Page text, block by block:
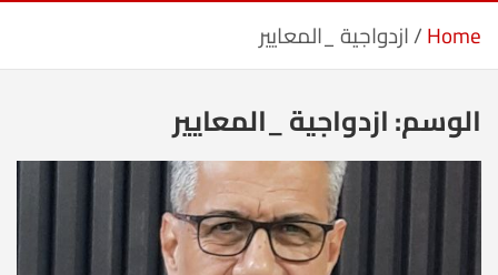
Home ازدواجية _المعايير
الوسم:ازدواجية _المعايير